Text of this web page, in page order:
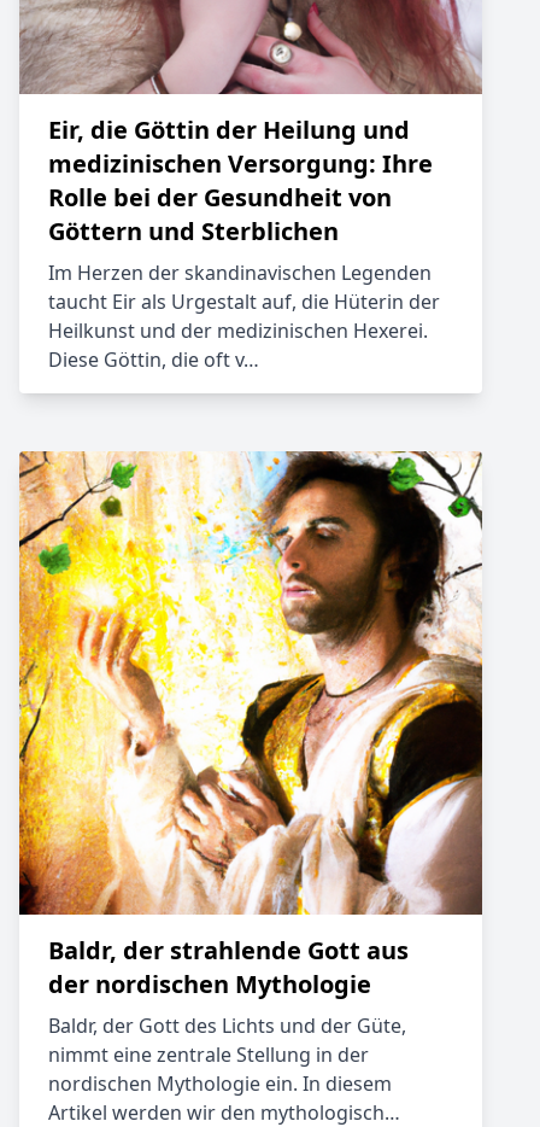
Eir, die Göttin der Heilung und
medizinischen Versorgung: Ihre
Rolle bei der Gesundheit von
Göttern und Sterblichen
Im Herzen der skandinavischen Legenden
taucht Eir als Urgestalt auf, die Hüterin der
Heilkunst und der medizinischen Hexerei.
Diese Göttin, die oft v…
Baldr, der strahlende Gott aus
der nordischen Mythologie
Baldr, der Gott des Lichts und der Güte,
nimmt eine zentrale Stellung in der
nordischen Mythologie ein. In diesem
Artikel werden wir den mythologisch…